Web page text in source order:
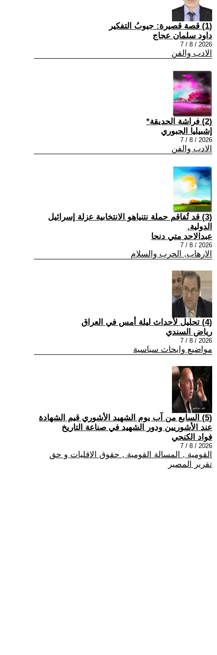
(1) قصة قصيرة: جيوبُ التفكير
داود سلمان عجاج
2026 / 8 / 7
الادب والفن
(2) فراشة الحديقة*
إشبيليا الجبوري
2026 / 8 / 7
الادب والفن
(3) قد تُفاقم حملة نتنياهو الانتخابية عزلة إسرائيل
الدولية.
عبدالاحد متي دنحا
2026 / 8 / 7
الارهاب, الحرب والسلام
(4) تحليل لأحداث ليلة أمس في العراق
رياض السندي
2026 / 8 / 7
مواضيع وابحاث سياسية
(5) السابع من آب يوم الشهيد الأشوري قيم الشهادة
عند الأشوريين ودور الشهيد في صناعة التاريخ
فواد الكنجي
2026 / 8 / 7
القومية , المسالة القومية , حقوق الاقليات و حق
تقرير المصير